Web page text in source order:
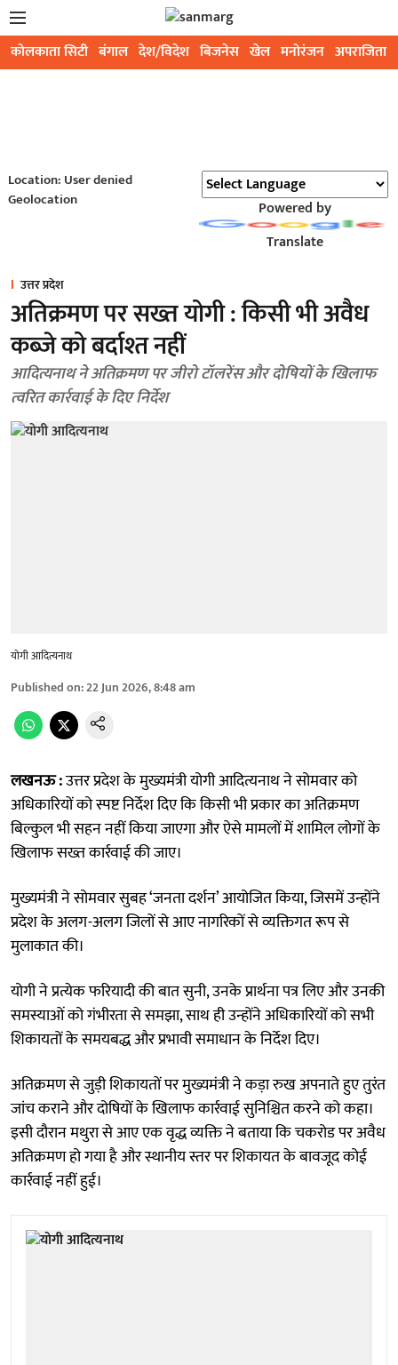
कोलकाता सिटी बंगाल देश/विदेश बिजनेस खेल मनोरंजन अपराजिता
Location: User denied
Geolocation
Powered by
Translate
उत्तर प्रदेश
अतिक्रमण पर सख्त योगी : किसी भी अवैध
कब्जे को बर्दाश्त नहीं
आदित्यनाथ ने अतिक्रमण पर जीरो टॉलरेंस और दोषियों के खिलाफ
त्वरित कार्रवाई के दिए निर्देश
योगी आदित्यनाथ
Published on:22 Jun 2026, 8:48 am
लखनऊ :उत्तर प्रदेश के मुख्यमंत्री योगी आदित्यनाथ ने सोमवार को
अधिकारियों को स्पष्ट निर्देश दिए कि किसी भी प्रकार का अतिक्रमण
बिल्कुल भी सहन नहीं किया जाएगा और ऐसे मामलों में शामिल लोगों के
खिलाफ सख्त कार्रवाई की जाए।
मुख्यमंत्री ने सोमवार सुबह ‘जनता दर्शन’ आयोजित किया, जिसमें उन्होंने
प्रदेश के अलग-अलग जिलों से आए नागरिकों से व्यक्तिगत रूप से
मुलाकात की।
योगी ने प्रत्येक फरियादी की बात सुनी, उनके प्रार्थना पत्र लिए और उनकी
समस्याओं को गंभीरता से समझा, साथ ही उन्होंने अधिकारियों को सभी
शिकायतों के समयबद्ध और प्रभावी समाधान के निर्देश दिए।
अतिक्रमण से जुड़ी शिकायतों पर मुख्यमंत्री ने कड़ा रुख अपनाते हुए तुरंत
जांच कराने और दोषियों के खिलाफ कार्रवाई सुनिश्चित करने को कहा।
इसी दौरान मथुरा से आए एक वृद्ध व्यक्ति ने बताया कि चकरोड पर अवैध
अतिक्रमण हो गया है और स्थानीय स्तर पर शिकायत के बावजूद कोई
कार्रवाई नहीं हुई।